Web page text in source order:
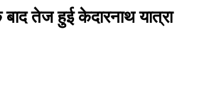
तेज हुई केदारनाथ यात्रा